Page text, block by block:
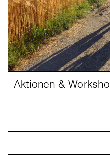
Aktionen &